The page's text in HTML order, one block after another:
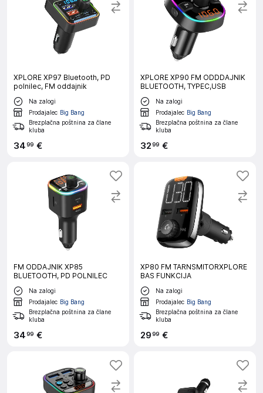
XPLORE XP97 Bluetooth, PD
polnilec, FM oddajnik
Na zalogi
Prodajalec Big Bang
Brezplačna poštnina za člane
kluba
3499 €
XPLORE XP90 FM ODDDAJNIK
BLUETOOTH, TYPEC,USB
Na zalogi
Prodajalec Big Bang
Brezplačna poštnina za člane
kluba
3299 €
FM ODDAJNIK XP85
BLUETOOTH, PD POLNILEC
Na zalogi
Prodajalec Big Bang
Brezplačna poštnina za člane
kluba
3499 €
XP80 FM TARNSMITORXPLORE
BAS FUNKCIJA
Na zalogi
Prodajalec Big Bang
Brezplačna poštnina za člane
kluba
2999 €